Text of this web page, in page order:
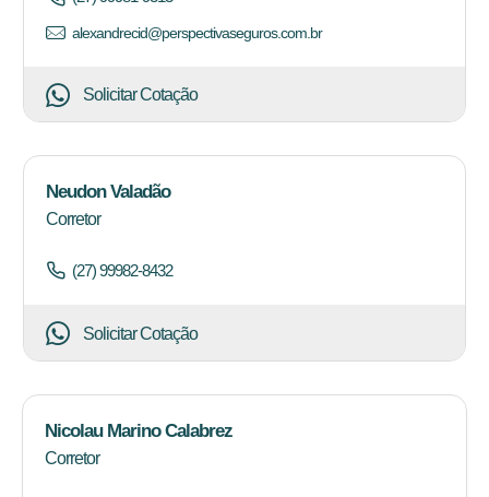
alexandrecid@perspectivaseguros.com.br
Solicitar Cotação
Neudon Valadão
Corretor
(27) 99982-8432
Solicitar Cotação
Nicolau Marino Calabrez
Corretor